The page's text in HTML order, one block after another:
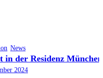
News
der Residenz München
2024